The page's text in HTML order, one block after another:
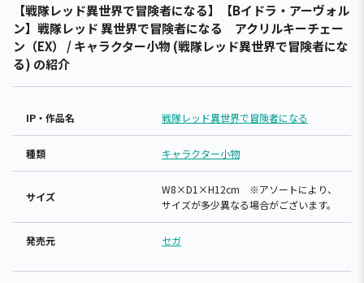
【戦隊レッド異世界で冒険者になる】【Bイドラ・アーヴォル
ン】戦隊レッド 異世界で冒険者になる アクリルキーチェー
ン（EX） / キャラクター小物 (戦隊レッド異世界で冒険者にな
る) の紹介
IP・作品名 戦隊レッド異世界で冒険者になる
種類 キャラクター小物
サイズ
W8×D1×H12cm ※アソートにより、
サイズが多少異なる場合がございます。
発売元 セガ